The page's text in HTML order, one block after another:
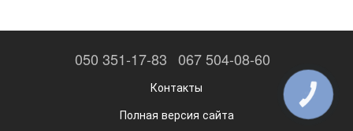
050 351-17-83 067 504-08-60
Контакты
Полная версия сайта
КНОПКА
ЗВ'ЯЗКУ